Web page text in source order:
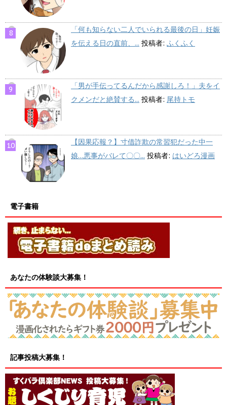
「何も知らない二人でいられる最後の日」妊娠
を伝える日の直前、... 投稿者: ふくふく
「男が手伝ってるんだから感謝しろ！」夫をイ
クメンだと絶賛する... 投稿者: 尾持トモ
【因果応報？】寸借詐欺の常習犯だった中一
娘…悪事がバレて〇〇... 投稿者: はいどろ漫画
電子書籍
あなたの体験談大募集！
記事投稿大募集！